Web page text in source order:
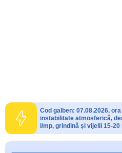
Cod galben: 07.08.2026,
instabilitate atmosferică,
l/mp, grindină și vijelii 15-20